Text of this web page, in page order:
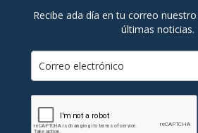
Recibe ada día en tu correo
últimas noticias.